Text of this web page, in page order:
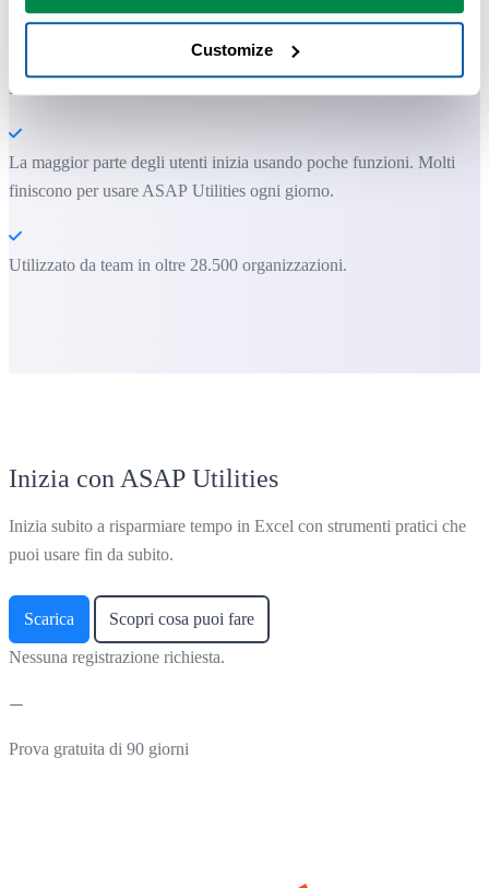
Customize
solo non può fare.
Puoi iniziare subito. Nessuna formazione necessaria.
La maggior parte degli utenti inizia usando poche funzioni. Molti
finiscono per usare ASAP Utilities ogni giorno.
Utilizzato da team in oltre 28.500 organizzazioni.
Inizia con ASAP Utilities
Inizia subito a risparmiare tempo in Excel con strumenti pratici che
puoi usare fin da subito.
Scarica Scopri cosa puoi fare
Nessuna registrazione richiesta.
Prova gratuita di 90 giorni